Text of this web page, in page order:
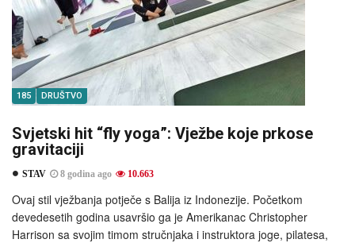
185 DRUŠTVO
Svjetski hit “fly yoga”: Vježbe koje prkose
gravitaciji
STAV 8 godina ago 10.663
Ovaj stil vježbanja potječe s Balija iz Indonezije. Početkom
devedesetih godina usavršio ga je Amerikanac Christopher
Harrison sa svojim timom stručnjaka i instruktora joge, pilatesa,